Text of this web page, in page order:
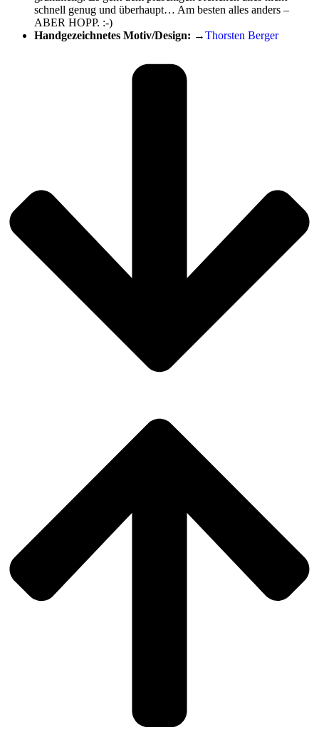
schnell genug und überhaupt… Am besten alles anders –
ABER HOPP. :-)
Handgezeichnetes Motiv/Design: →Thorsten Berger